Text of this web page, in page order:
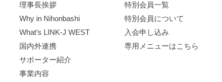
理事長挨拶
Why in Nihonbashi
What’s LINK-J WEST
国内外連携
サポーター紹介
事業内容
特別会員一覧
特別会員について
入会申し込み
専用メニューはこちら